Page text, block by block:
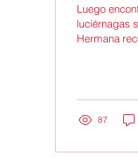
Luego
luciérnagas
Hermana
orgullosa de que su
profesores
87